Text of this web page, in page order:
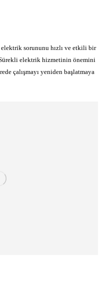
sorununu hızlı ve etkili bir
elektrik hizmetinin önemini
çalışmayı yeniden başlatmaya